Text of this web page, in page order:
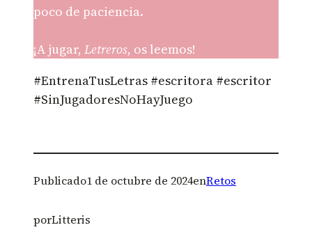
poco de paciencia.
¡A jugar, Letreros, os leemos!
#EntrenaTusLetras #escritora #escritor
#SinJugadoresNoHayJuego
Publicado1 de octubre de 2024enRetos
porLitteris